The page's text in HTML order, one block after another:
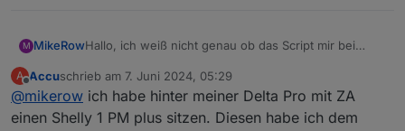
M MikeRowHallo, ich weiß nicht genau ob das Script mir bei
Frage hier. Wenn das Falsch ist, mach ich gern auch
ein neues Thema dazu auf.
Ich habe eine PV Anlage mit Speicher und möchte
den Speicher ohne Elektriker erweitern. Ich habe mir
eine Ecoflow Delta Pro + Powerstream 800 + Smart
Kann mir da jemand etwas Orientierung geben? Wir
A
Offline
Accuschrieb am 7. Juni 2024, 05:29
zuletzt editiert von
@mikerow ich habe hinter meiner Delta Pro mit ZA
einen Shelly 1 PM plus sitzen. Diesen habe ich dem